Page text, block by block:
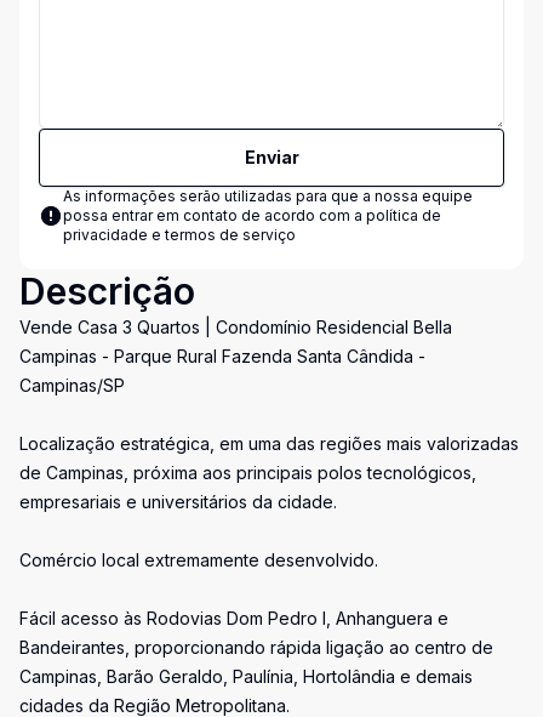
Enviar
As informações serão utilizadas para que a nossa equipe
possa entrar em contato de acordo com a política de
privacidade e termos de serviço
Descrição
Vende Casa 3 Quartos | Condomínio Residencial Bella
Campinas - Parque Rural Fazenda Santa Cândida -
Campinas/SP
Localização estratégica, em uma das regiões mais valorizadas
de Campinas, próxima aos principais polos tecnológicos,
empresariais e universitários da cidade.
Comércio local extremamente desenvolvido.
Fácil acesso às Rodovias Dom Pedro I, Anhanguera e
Bandeirantes, proporcionando rápida ligação ao centro de
Campinas, Barão Geraldo, Paulínia, Hortolândia e demais
cidades da Região Metropolitana.